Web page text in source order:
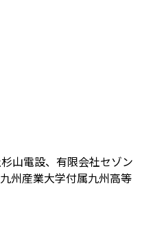
山電設、有限会社セゾン
州産業大学付属九州高等